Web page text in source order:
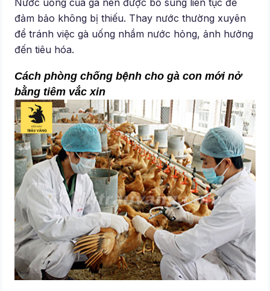
đảm bảo không bị thiếu. Thay nước thường xuyên
để tránh việc gà uống nhầm nước hỏng, ảnh hưởng
đến tiêu hóa.
Cách phòng chống bệnh cho gà con mới nở
bằng tiêm vắc xin